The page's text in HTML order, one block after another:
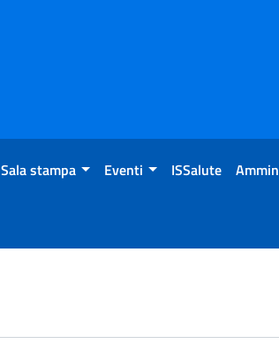
Sala stampa Eventi ISSalute